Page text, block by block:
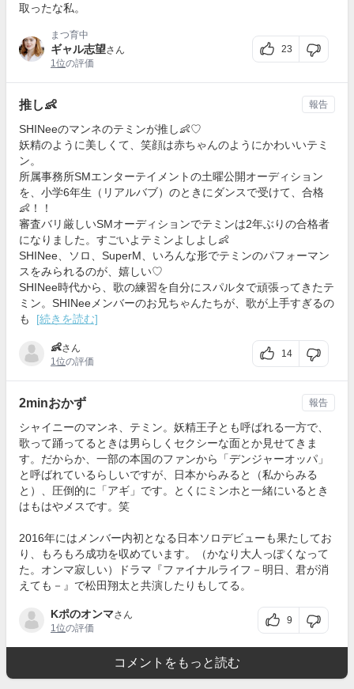
取ったな私。
まつ育中
ギャル志望さん
1位の評価
23
推し👶
SHINeeのマンネのテミンが推し👶♡
妖精のように美しくて、笑顔は赤ちゃんのようにかわいいテミ
ン。
所属事務所SMエンターテイメントの土曜公開オーディション
を、小学6年生（リアルバブ）のときにダンスで受けて、合格
👶！！
審査バリ厳しいSMオーディションでテミンは2年ぶりの合格者
になりました。すごいよテミンよしよし👶
SHINee、ソロ、SuperM、いろんな形でテミンのパフォーマン
スをみられるのが、嬉しい♡
SHINee時代から、歌の練習を自分にスパルタで頑張ってきたテ
ミン。SHINeeメンバーのお兄ちゃんたちが、歌が上手すぎるの
も
[続きを読む]
👶さん
1位の評価
14
報告
2minおかず
シャイニーのマンネ、テミン。妖精王子とも呼ばれる一方で、
歌って踊ってるときは男らしくセクシーな面とか見せてきま
す。だからか、一部の本国のファンから「デンジャーオッパ」
と呼ばれているらしいですが、日本からみると（私からみる
と）、圧倒的に「アギ」です。とくにミンホと一緒にいるとき
はもはやメスです。笑
2016年にはメンバー内初となる日本ソロデビューも果たしてお
り、もろもろ成功を収めています。（かなり大人っぽくなって
た。オンマ寂しい）ドラマ『ファイナルライフ－明日、君が消
えても－』で松田翔太と共演したりもしてる。
Kポのオンマさん
1位の評価
9
報告
コメントをもっと読む